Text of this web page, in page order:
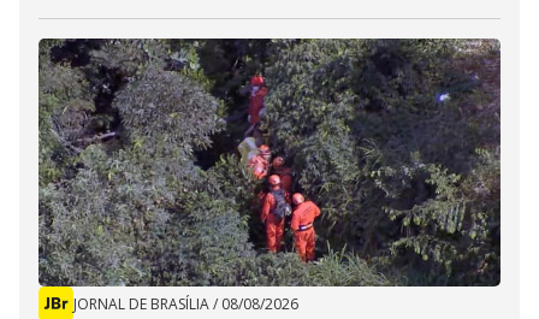
JORNAL DE BRASÍLIA/ 08/08/2026